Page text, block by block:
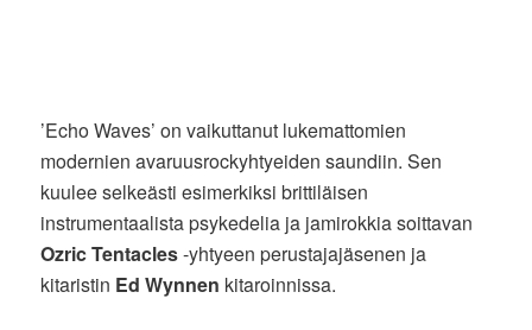
’Echo Waves’ on vaikuttanut lukemattomien
modernien avaruusrockyhtyeiden saundiin. Sen
kuulee selkeästi esimerkiksi brittiläisen
instrumentaalista psykedelia ja jamirokkia soittavan
Ozric Tentacles-yhtyeen perustajajäsenen ja
kitaristin Ed Wynnen kitaroinnissa.